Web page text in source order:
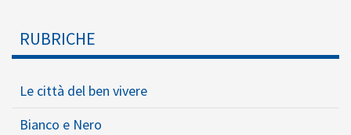
RUBRICHE
Le città del ben vivere
Bianco e Nero